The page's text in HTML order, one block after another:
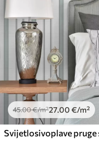
45.00€/m²27.00 €/m²